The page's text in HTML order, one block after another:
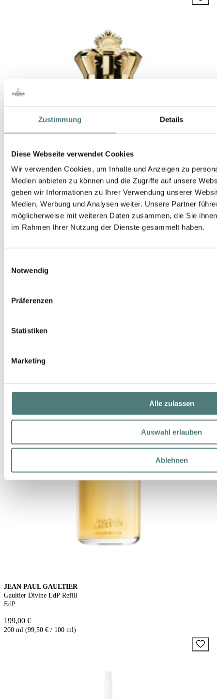
Zustimmung Details
Diese Webseite verwendet Cookies
Wir verwenden Cookies, um Inhalte und Anzeigen zu
Medien anbieten zu können und die Zugriffe auf unsere
geben wir Informationen zu Ihrer Verwendung unserer
Medien, Werbung und Analysen weiter. Unsere Partner
möglicherweise mit weiteren Daten zusammen, die Sie
im Rahmen Ihrer Nutzung der Dienste gesammelt haben.
Notwendig
Präferenzen
Statistiken
Marketing
Alle zulassen
Auswahl erlauben
Ablehnen
Scandal Pour Homme Intense EdP Nat. Spray
106,00 €
JEAN PAUL GAULTIER
Gaultier Divine EdP Refill
EdP
199,00 €
200 ml (99,50 € / 100 ml)